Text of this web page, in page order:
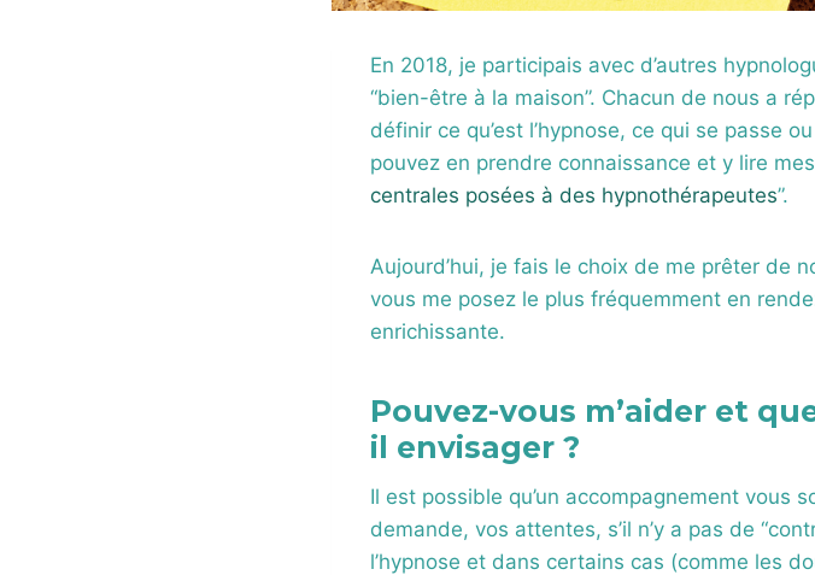
En 2018, je participais avec d’autres
“bien-être à la maison”. Chacun de nous a
définir ce qu’est l’hypnose, ce qui se passe
pouvez en prendre connaissance et y lire
centrales posées à des hypnothérapeutes”.
Aujourd’hui, je fais le choix de me prêter de
vous me posez le plus fréquemment en
enrichissante.
Pouvez-vous m’aider et
il envisager ?
Il est possible qu’un accompagnement vous
demande, vos attentes, s’il n’y a pas de
l’hypnose et dans certains cas (comme les